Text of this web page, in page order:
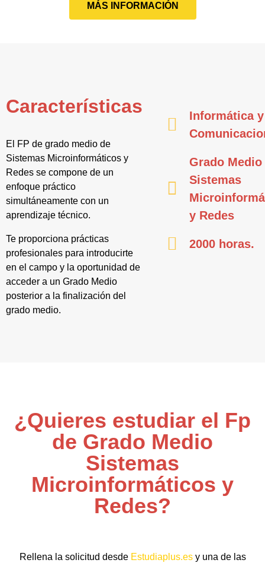
MÁS INFORMACIÓN
Características
El FP de grado medio de
Sistemas Microinformáticos y
Redes se compone de un
enfoque práctico
simultáneamente con un
aprendizaje técnico.
Te proporciona prácticas
profesionales para introducirte
en el campo y la oportunidad de
acceder a un Grado Medio
posterior a la finalización del
grado medio.
Informática y
Grado Medio
Sistemas
y Redes
2000 horas.
¿Quieres estudiar el Fp
de Grado Medio
Sistemas
Microinformáticos y
Redes?
Rellena la solicitud desde Estudiaplus.esy una de las